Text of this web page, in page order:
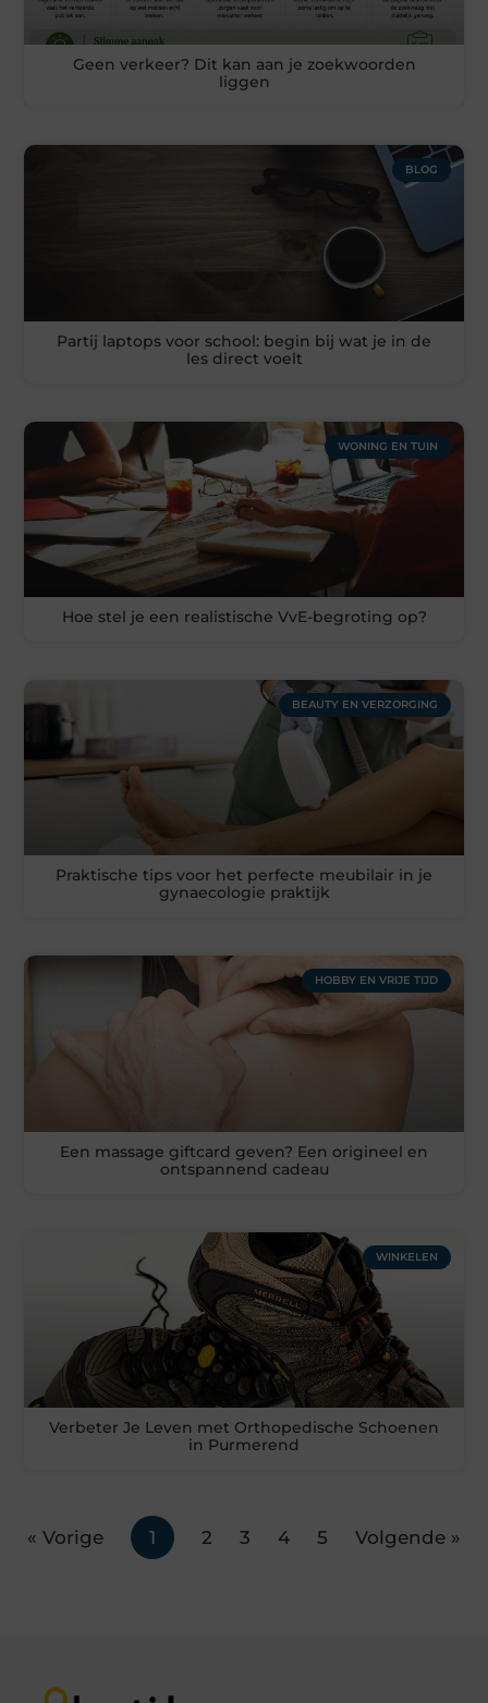
Geen verkeer? Dit kan aan je zoekwoorden
liggen
BLOG
Partij laptops voor school: begin bij wat je in de
les direct voelt
WONING EN TUIN
Hoe stel je een realistische VvE-begroting op?
BEAUTY EN VERZORGING
Praktische tips voor het perfecte meubilair in je
gynaecologie praktijk
HOBBY EN VRIJE TIJD
Een massage giftcard geven? Een origineel en
ontspannend cadeau
WINKELEN
Verbeter Je Leven met Orthopedische Schoenen
in Purmerend
« Vorige 1 2 3 4 5 Volgende »